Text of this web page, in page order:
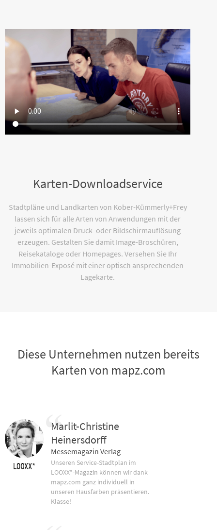
Karten-Downloadservice
Stadtpläne und Landkarten von Kober-Kümmerly+Frey
lassen sich für alle Arten von Anwendungen mit der
jeweils optimalen Druck- oder Bildschirmauflösung
erzeugen. Gestalten Sie damit Image-Broschüren,
Reisekataloge oder Homepages. Versehen Sie Ihr
Immobilien-Exposé mit einer optisch ansprechenden
Lagekarte.
Diese Unternehmen nutzen bereits
Karten von mapz.com
Marlit-Christine
Heinersdorff
Messemagazin Verlag
Unseren Service-Stadtplan im
LOOXX*-Magazin können wir dank
mapz.com ganz individuell in
unseren Hausfarben präsentieren.
Klasse!